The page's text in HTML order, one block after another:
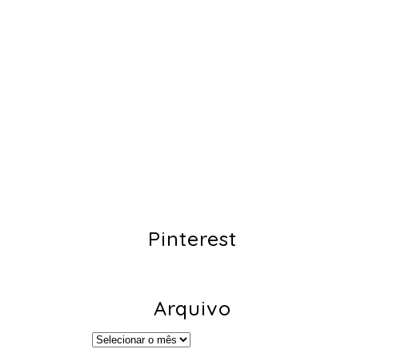
Pinterest
Arquivo
Arquivo